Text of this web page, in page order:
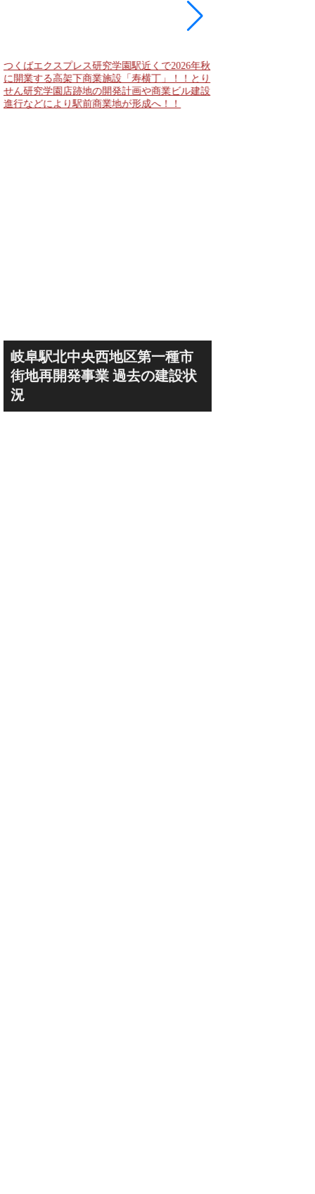
つくばエクスプレス研究学園駅近くで2026年秋
に開業する高架下商業施設「寿横丁」！！とり
せん研究学園店跡地の開発計画や商業ビル建設
進行などにより駅前商業地が形成へ！！
岐阜駅北中央西地区第一種市
街地再開発事業 過去の建設状
況